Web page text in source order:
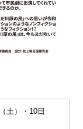
土）・10日